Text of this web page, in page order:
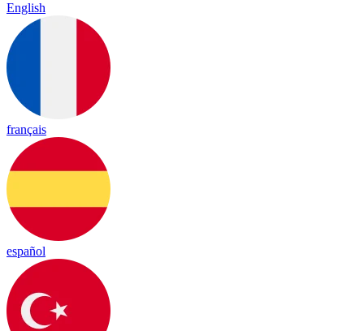
English
français
español